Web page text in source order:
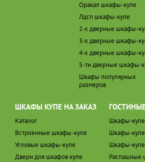
Оракал шкафы-купе
Лдсп шкафы-купе
2-х дверные шкафы-
3-х дверные шкафы-
4-х дверные шкафы-
5-ти дверные шкафы-
Шкафы популярных
размеров
ШКАФЫ КУПЕ НА ЗАКАЗ
Каталог
Встроенные шкафы-купе
Угловые шкафы-купе
Двери для шкафов купе
Шкафы-купе
Шкафы-купе
Шкафы-
Распашные